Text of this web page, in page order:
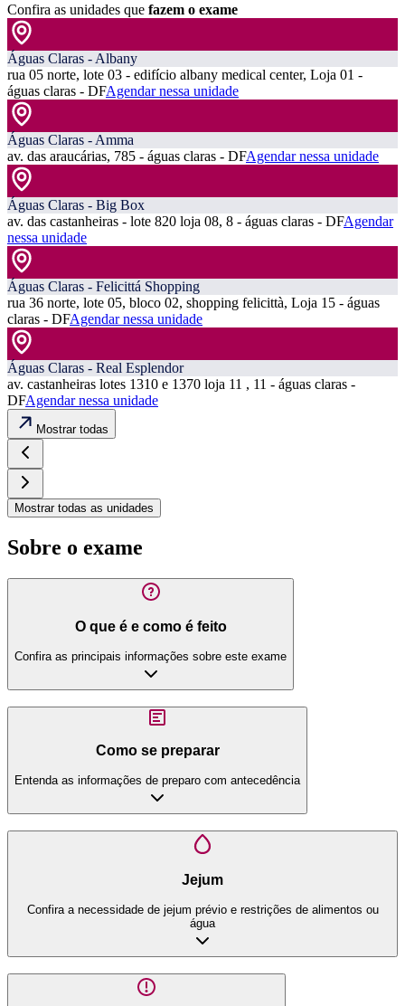
Confira as unidades que fazem o exame
Águas Claras - Albany
rua 05 norte, lote 03 - edifício albany medical center, Loja 01 -
águas claras - DFAgendar nessa unidade
Águas Claras - Amma
av. das araucárias, 785 - águas claras - DFAgendar nessa unidade
Águas Claras - Big Box
av. das castanheiras - lote 820 loja 08, 8 - águas claras - DFAgendar
nessa unidade
Águas Claras - Felicittá Shopping
rua 36 norte, lote 05, bloco 02, shopping felicittà, Loja 15 - águas
claras - DFAgendar nessa unidade
Águas Claras - Real Esplendor
av. castanheiras lotes 1310 e 1370 loja 11 , 11 - águas claras -
DFAgendar nessa unidade
Mostrar todas
Mostrar todas as unidades
Sobre o exame
O que é e como é feito
Confira as principais informações sobre este exame
Como se preparar
Entenda as informações de preparo com antecedência
Jejum
Confira a necessidade de jejum prévio e restrições de alimentos ou
água